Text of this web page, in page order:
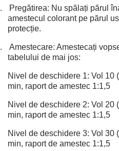
Pregătirea: Nu spălați părul
amestecul colorant pe părul
protecție.
Amestecare: Amestecați
tabelului de mai jos:
Nivel de deschidere 1: Vol 10
min, raport de amestec 1:1,5
Nivel de deschidere 2: Vol 20
min, raport de amestec 1:1,5
Nivel de deschidere 3: Vol 30
min, raport de amestec 1:1,5